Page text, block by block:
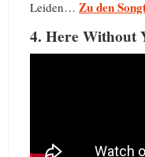
Leiden… Zu den
4. Here Without